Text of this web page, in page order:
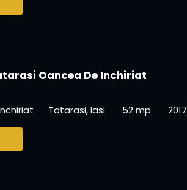
Oancea De Inchiriat
Tatarasi, Iasi 52 mp 2017